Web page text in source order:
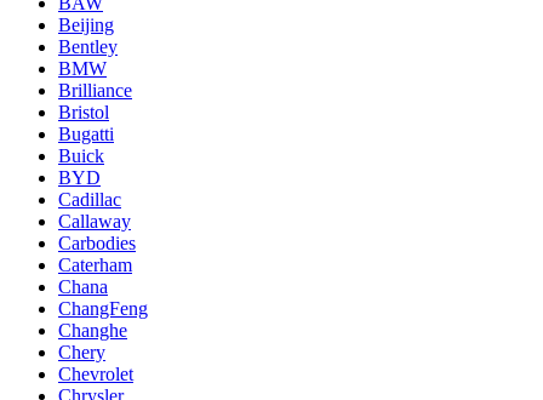
Beijing
Bentley
BMW
Brilliance
Bristol
Bugatti
Buick
BYD
Cadillac
Callaway
Carbodies
Caterham
Chana
ChangFeng
Changhe
Chery
Chevrolet